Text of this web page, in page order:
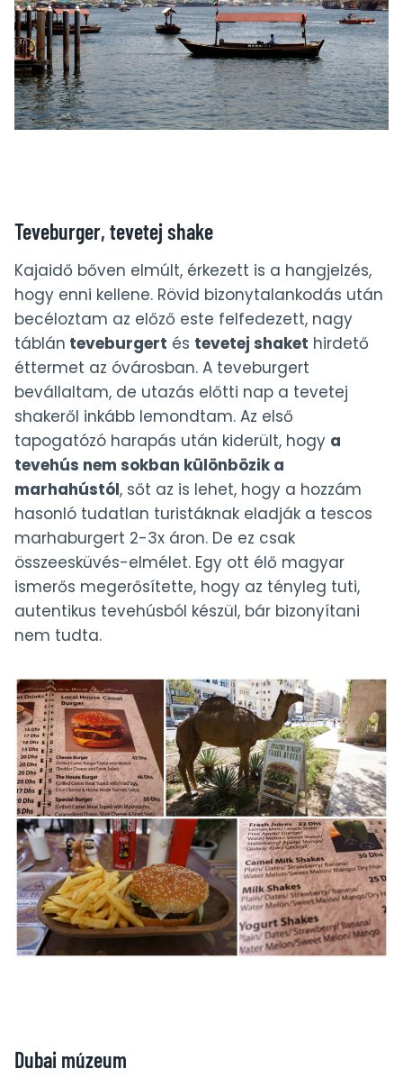
Teveburger, tevetej shake
Kajaidő bőven elmúlt, érkezett is a hangjelzés,
hogy enni kellene. Rövid bizonytalankodás után
becéloztam az előző este felfedezett, nagy
táblán teveburgert és tevetej shaket hirdető
éttermet az óvárosban. A teveburgert
bevállaltam, de utazás előtti nap a tevetej
shakeről inkább lemondtam. Az első
tapogatózó harapás után kiderült, hogy a
tevehús nem sokban különbözik a
marhahústól, sőt az is lehet, hogy a hozzám
hasonló tudatlan turistáknak eladják a tescos
marhaburgert 2-3x áron. De ez csak
összeesküvés-elmélet. Egy ott élő magyar
ismerős megerősítette, hogy az tényleg tuti,
autentikus tevehúsból készül, bár bizonyítani
nem tudta.
Dubai múzeum